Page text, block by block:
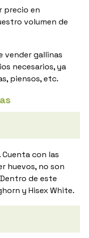
precio en
volumen de
vender gallinas
necesarios, ya
piensos, etc.
con las
huevos, no son
de este
y Hisex White.